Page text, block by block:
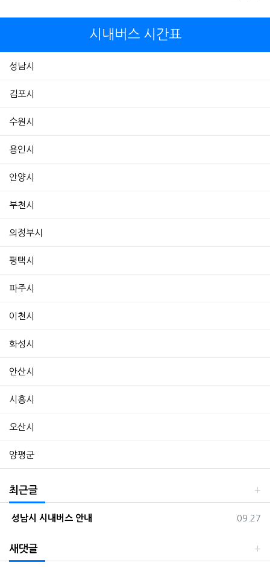
시내버스 시간표
성남시
김포시
수원시
용인시
안양시
부천시
의정부시
평택시
파주시
이천시
화성시
안산시
시흥시
오산시
양평군
최근글
등록일
09.27
성남시 시내버스 안내
새댓글